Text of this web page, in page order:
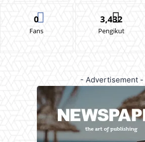
0
Fans
3,432
Pengikut
- Advertisement -